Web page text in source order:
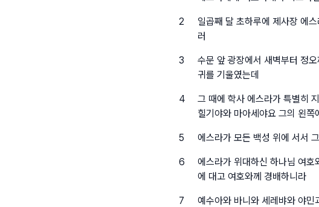
2
일곱째 달 초하루에 제사장 에
러
3
수문 앞 광장에서 새벽부터 정
귀를 기울였는데
4
그 때에 학사 에스라가 특별히
힐기야와 마아세야요 그의 왼
5 에스라가 모든 백성 위에 서서
6
에스라가 위대하신 하나님 여
에 대고 여호와께 경배하니라
7
예수아와 바니와 세레뱌와 야